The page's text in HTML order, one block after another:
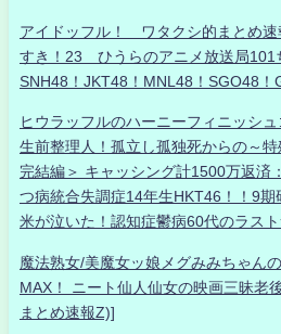
アイドッフル！ ワタクシ的まとめ
すき！23 ひうらのアニメ放送局101
SNH48！JKT48！MNL48！SGO48！
ヒウラッフルのハーニーフィニッシ
生前整理人！孤立し孤独死からの～
完結編＞ キャッシング計1500万返済
つ病統合失調症14年生HKT46！！9
米が泣いた！認知症鬱病60代のラス
魔法熟女/美魔女ッ娘メグみみちゃん
MAX！ ニート仙人仙女の映画三昧老
まとめ速報Z)]